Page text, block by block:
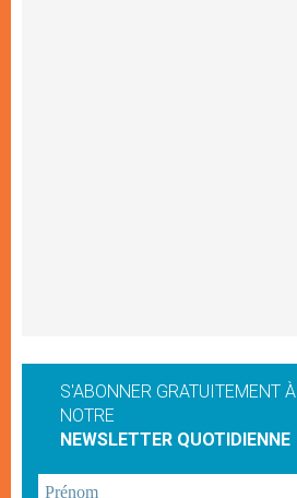
S'ABONNER GRATUITEMENT À
NOTRE
NEWSLETTER QUOTIDIENNE